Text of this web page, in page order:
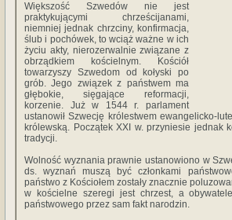
Większość Szwedów nie jest
praktykującymi chrześcijanami,
niemniej jednak chrzciny, konfirmacja,
ślub i pochówek, to wciąż ważne w ich
życiu akty, nierozerwalnie związane z
obrządkiem kościelnym. Kościół
towarzyszy Szwedom od kołyski po
grób. Jego związek z państwem ma
głębokie, sięgające reformacji,
korzenie. Już w 1544 r. parlament
ustanowił Szwecję królestwem ewangelicko-
królewską. Początek XXI w. przyniesie jednak
tradycji.
Wolność wyznania prawnie ustanowiono w
ds. wyznań muszą być członkami
państwo z Kościołem zostały znacznie
w kościelne szeregi jest chrzest, a
państwowego przez sam fakt narodzin.